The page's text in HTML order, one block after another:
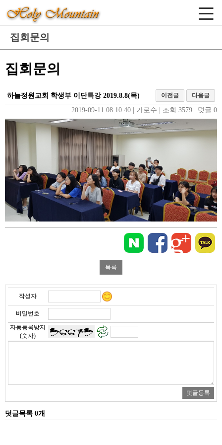
집회문의
집회문의
이전글 다음글
하늘정원교회 학생부 이단특강 2019.8.8(목)
2019-09-11 08:10:40
가로수 조회 3579 덧글 0
작성자
비밀번호
자동등록방지
(숫자)
덧글목록 0개